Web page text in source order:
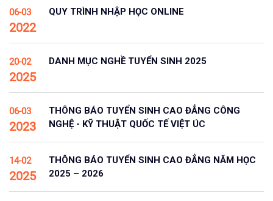
06-03
2022
QUY TRÌNH NHẬP HỌC ONLINE
20-02
2025
DANH MỤC NGHỀ TUYỂN SINH 2025
06-03
2023
THÔNG BÁO TUYỂN SINH CAO ĐẲNG CÔNG
NGHỆ - KỸ THUẬT QUỐC TẾ VIỆT ÚC
14-02
2025
THÔNG BÁO TUYỂN SINH CAO ĐẲNG NĂM HỌC
2025 – 2026